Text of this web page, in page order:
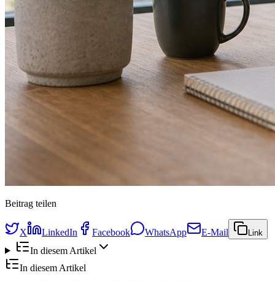
Beitrag teilen
X LinkedIn Facebook WhatsApp E-Mail Link
In diesem Artikel
In diesem Artikel